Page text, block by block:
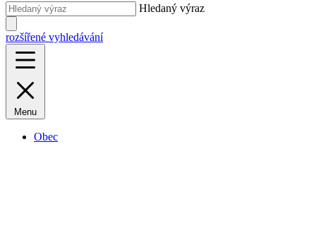
Hledaný výraz
rozšířené vyhledávání
Menu
Obec